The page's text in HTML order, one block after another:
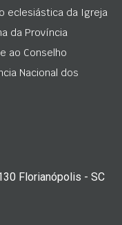
eclesiástica da Igreja
da Província
ao Conselho
Nacional dos
Florianópolis - SC